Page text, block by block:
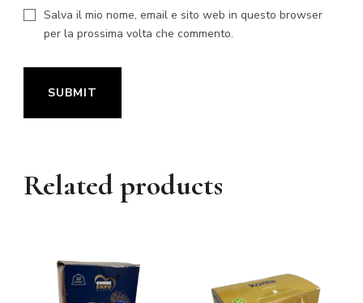
Salva il mio nome, email e sito web in questo browser
per la prossima volta che commento.
Related products